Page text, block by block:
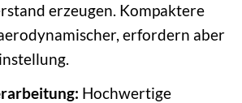
erzeugen. Kompaktere
erfordern aber
Hochwertige